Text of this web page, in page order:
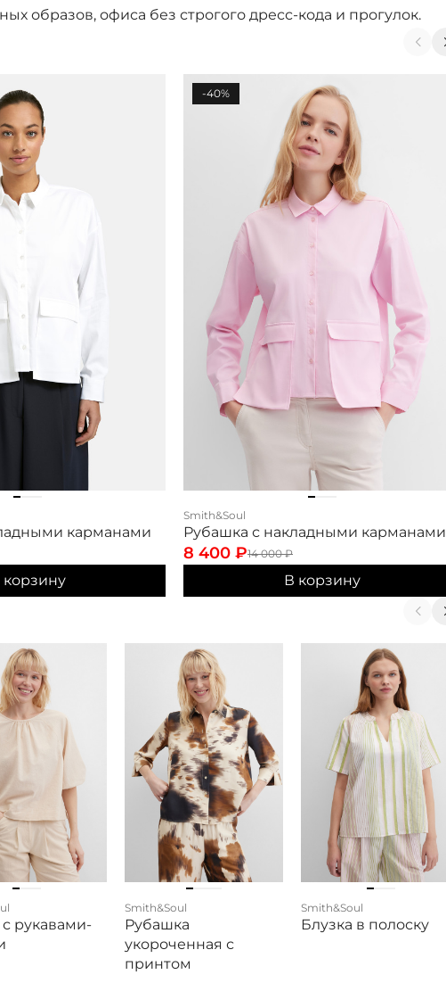
образов, офиса без строгого дресс-кода и прогулок.
карманами
корзину
-40%
Smith&Soul
Рубашка с накладными карманами
14 000₽
8 400 ₽
В корзину
с рукавами-
Smith&Soul
Рубашка
укороченная с
принтом
Smith&Soul
Блузка в полоску